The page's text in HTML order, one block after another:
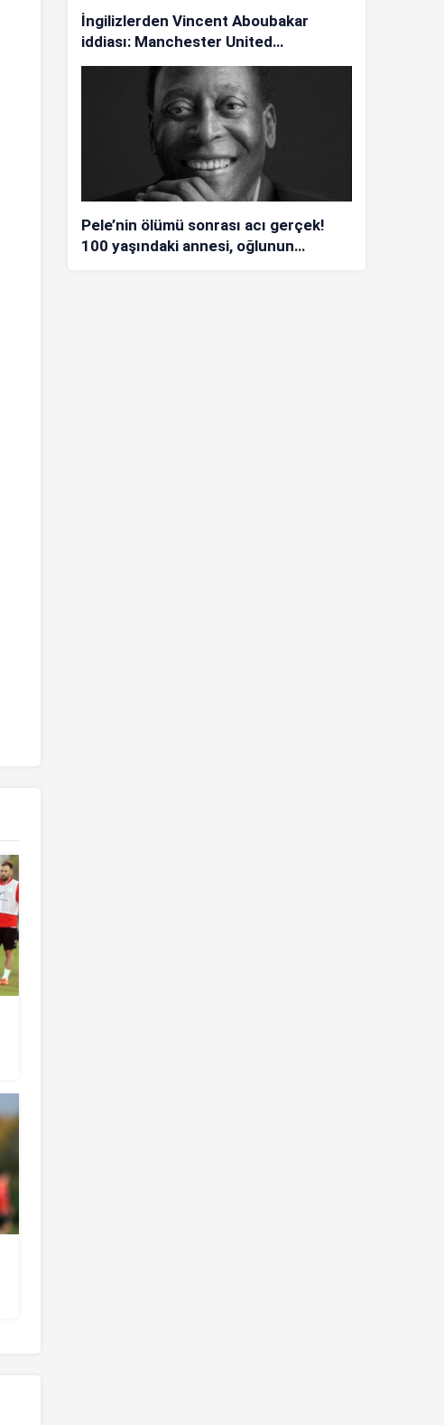
İngilizlerden Vincent Aboubakar
iddiası: Manchester United…
Pele’nin ölümü sonrası acı gerçek!
100 yaşındaki annesi, oğlunun